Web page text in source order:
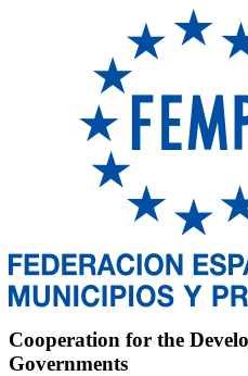
Cooperation for the
Governments